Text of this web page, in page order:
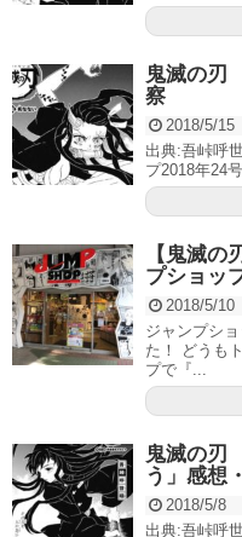
鬼滅の刃
察
2018/5/15
出典:吾峠呼
プ2018年24
【鬼滅の
プショッ
2018/5/10
ジャンプシ
た！ どうも
プで『...
鬼滅の刃
う」感想
2018/5/8
出典:吾峠呼